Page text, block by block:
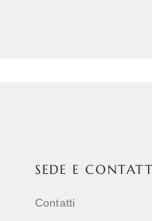
SEDE E
Contatti